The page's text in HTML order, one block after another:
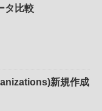
タ比較
新規作成